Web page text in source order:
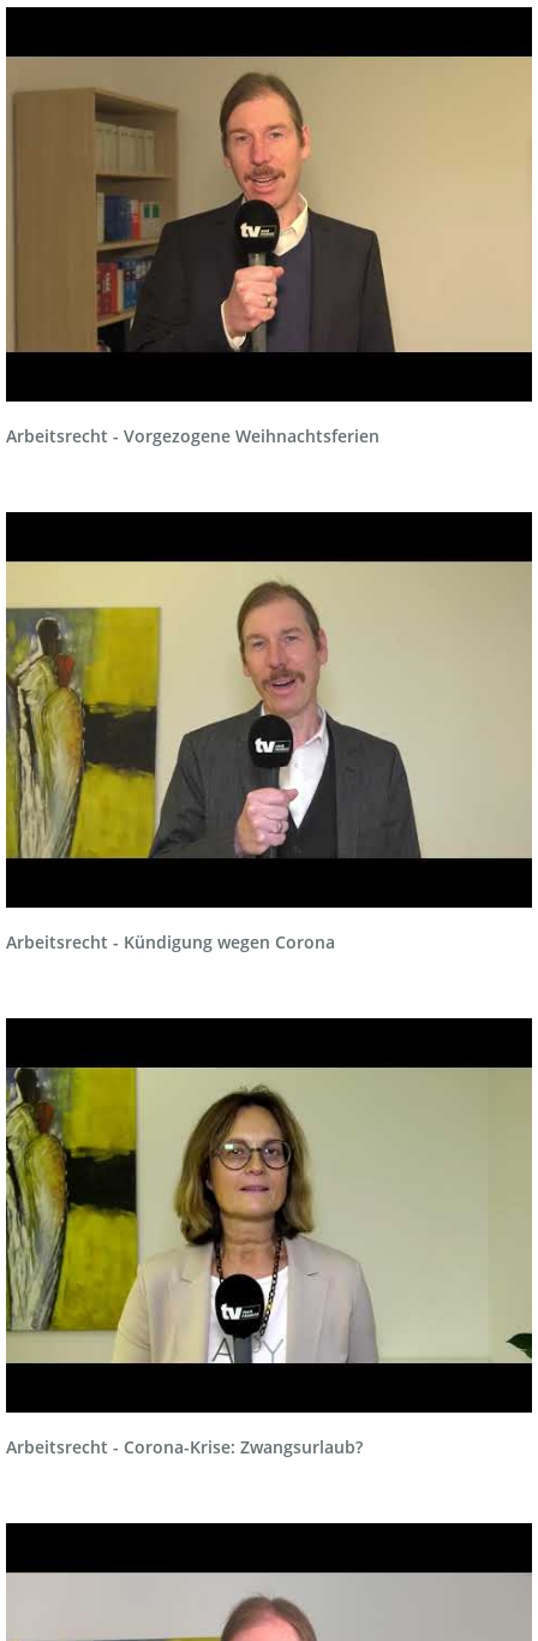
Arbeitsrecht - Vorgezogene Weihnachtsferien
Arbeitsrecht - Kündigung wegen Corona
Arbeitsrecht - Corona-Krise: Zwangsurlaub?